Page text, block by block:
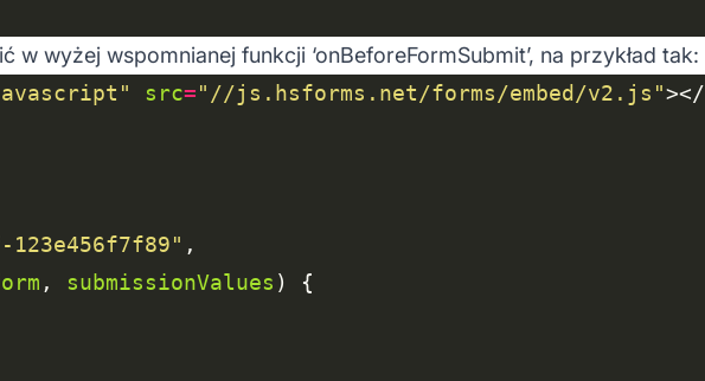
wyżej wspomnianej funkcji ‘onBeforeFormSubmit’, na przykład tak:
src="//js.hsforms.net/forms/embed/v2.js"></
123e456f7f89"
, submissionValues